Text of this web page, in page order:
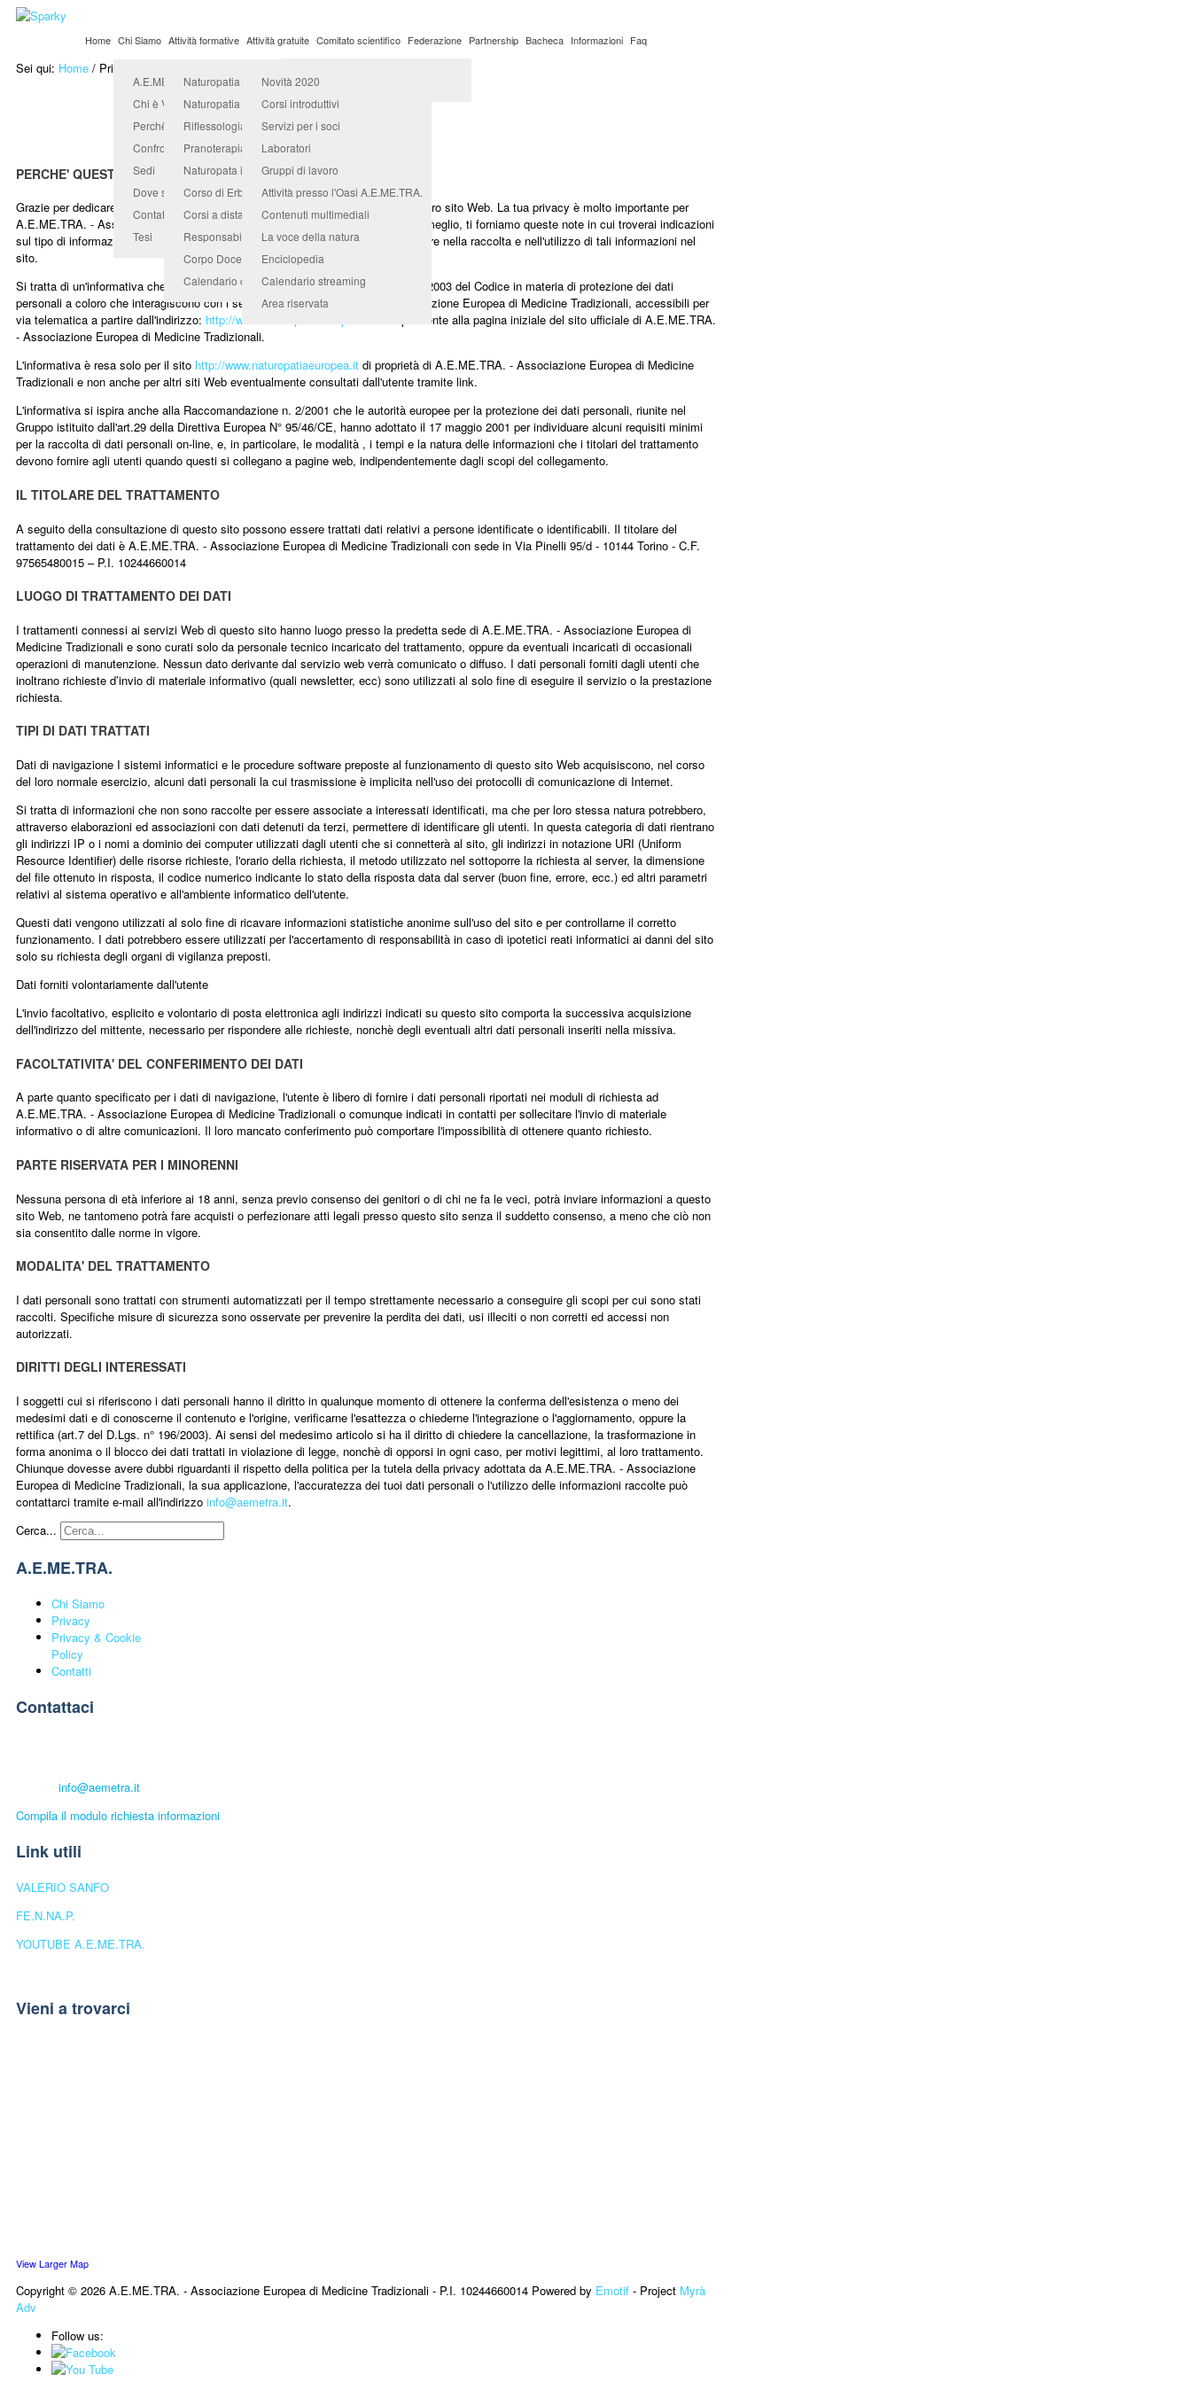
Home Chi Siamo
A.E.ME.TRA. Università Popolare
Organismo Accreditato
Chi è Valerio Sanfo
Perchè sceglierci
Confronta e scegli
Sedi
Dove siamo
Contatti
Tesi
Attività formative
Naturopatia
Naturopatia in counseling
Riflessologia
Pranoterapia quantica
Naturopata indirizzo benessere animale
Corso di Erboristeria e Fitopratica
Corsi a distanza
Responsabile didattico
Corpo Docenti
Calendario corsi
Attività gratuite
Novità 2020
Corsi introduttivi
Servizi per i soci
Laboratori
Gruppi di lavoro
Attività presso l'Oasi A.E.ME.TRA.
Contenuti multimediali
La voce della natura
Enciclopedia
Calendario streaming
Area riservata
Comitato scientifico Federazione Partnership Bacheca Informazioni Faq
Sei qui: Home / Privacy
Privacy
PERCHE' QUESTO AVVISO
Grazie per dedicare qualche minuto alla consultazione di questa sezione del nostro sito Web. La tua privacy è molto importante per
A.E.ME.TRA. - Associazione Europea di Medicine Tradizionali e per tutelarla al meglio, ti forniamo queste note in cui troverai indicazioni
sul tipo di informazioni raccolte online e sulle varie possibilità che hai di intervenire nella raccolta e nell'utilizzo di tali informazioni nel
sito.
Si tratta di un'informativa che è resa anche ai sensi dell'art.13 del D.Lgs. n° 196/2003 del Codice in materia di protezione dei dati
personali a coloro che interagiscono con i servizi Web di A.E.ME.TRA. - Associazione Europea di Medicine Tradizionali, accessibili per
via telematica a partire dall'indirizzo: http://www.naturopatiaeuropea.it
corrispondente alla pagina iniziale del sito ufficiale di A.E.ME.TRA.
- Associazione Europea di Medicine Tradizionali.
L'informativa è resa solo per il sito http://www.naturopatiaeuropea.it di proprietà di A.E.ME.TRA. - Associazione Europea di Medicine
Tradizionali e non anche per altri siti Web eventualmente consultati dall'utente tramite link.
L'informativa si ispira anche alla Raccomandazione n. 2/2001 che le autorità europee per la protezione dei dati personali, riunite nel
Gruppo istituito dall'art.29 della Direttiva Europea N° 95/46/CE, hanno adottato il 17 maggio 2001 per individuare alcuni requisiti minimi
per la raccolta di dati personali on-line, e, in particolare, le modalità , i tempi e la natura delle informazioni che i titolari del trattamento
devono fornire agli utenti quando questi si collegano a pagine web, indipendentemente dagli scopi del collegamento.
IL TITOLARE DEL TRATTAMENTO
A seguito della consultazione di questo sito possono essere trattati dati relativi a persone identificate o identificabili. Il titolare del
trattamento dei dati è A.E.ME.TRA. - Associazione Europea di Medicine Tradizionali con sede in Via Pinelli 95/d - 10144 Torino - C.F.
97565480015 – P.I. 10244660014
LUOGO DI TRATTAMENTO DEI DATI
I trattamenti connessi ai servizi Web di questo sito hanno luogo presso la predetta sede di A.E.ME.TRA. - Associazione Europea di
Medicine Tradizionali e sono curati solo da personale tecnico incaricato del trattamento, oppure da eventuali incaricati di occasionali
operazioni di manutenzione. Nessun dato derivante dal servizio web verrà comunicato o diffuso. I dati personali forniti dagli utenti che
inoltrano richieste d’invio di materiale informativo (quali newsletter, ecc) sono utilizzati al solo fine di eseguire il servizio o la prestazione
richiesta.
TIPI DI DATI TRATTATI
Dati di navigazione I sistemi informatici e le procedure software preposte al funzionamento di questo sito Web acquisiscono, nel corso
del loro normale esercizio, alcuni dati personali la cui trasmissione è implicita nell'uso dei protocolli di comunicazione di Internet.
Si tratta di informazioni che non sono raccolte per essere associate a interessati identificati, ma che per loro stessa natura potrebbero,
attraverso elaborazioni ed associazioni con dati detenuti da terzi, permettere di identificare gli utenti. In questa categoria di dati rientrano
gli indirizzi IP o i nomi a dominio dei computer utilizzati dagli utenti che si connetterà al sito, gli indirizzi in notazione URI (Uniform
Resource Identifier) delle risorse richieste, l'orario della richiesta, il metodo utilizzato nel sottoporre la richiesta al server, la dimensione
del file ottenuto in risposta, il codice numerico indicante lo stato della risposta data dal server (buon fine, errore, ecc.) ed altri parametri
relativi al sistema operativo e all'ambiente informatico dell'utente.
Questi dati vengono utilizzati al solo fine di ricavare informazioni statistiche anonime sull'uso del sito e per controllarne il corretto
funzionamento. I dati potrebbero essere utilizzati per l'accertamento di responsabilità in caso di ipotetici reati informatici ai danni del sito
solo su richiesta degli organi di vigilanza preposti.
Dati forniti volontariamente dall'utente
L'invio facoltativo, esplicito e volontario di posta elettronica agli indirizzi indicati su questo sito comporta la successiva acquisizione
dell'indirizzo del mittente, necessario per rispondere alle richieste, nonchè degli eventuali altri dati personali inseriti nella missiva.
FACOLTATIVITA' DEL CONFERIMENTO DEI DATI
A parte quanto specificato per i dati di navigazione, l'utente è libero di fornire i dati personali riportati nei moduli di richiesta ad
A.E.ME.TRA. - Associazione Europea di Medicine Tradizionali o comunque indicati in contatti per sollecitare l'invio di materiale
informativo o di altre comunicazioni. Il loro mancato conferimento può comportare l'impossibilità di ottenere quanto richiesto.
PARTE RISERVATA PER I MINORENNI
Nessuna persona di età inferiore ai 18 anni, senza previo consenso dei genitori o di chi ne fa le veci, potrà inviare informazioni a questo
sito Web, ne tantomeno potrà fare acquisti o perfezionare atti legali presso questo sito senza il suddetto consenso, a meno che ciò non
sia consentito dalle norme in vigore.
MODALITA' DEL TRATTAMENTO
I dati personali sono trattati con strumenti automatizzati per il tempo strettamente necessario a conseguire gli scopi per cui sono stati
raccolti. Specifiche misure di sicurezza sono osservate per prevenire la perdita dei dati, usi illeciti o non corretti ed accessi non
autorizzati.
DIRITTI DEGLI INTERESSATI
I soggetti cui si riferiscono i dati personali hanno il diritto in qualunque momento di ottenere la conferma dell'esistenza o meno dei
medesimi dati e di conoscerne il contenuto e l'origine, verificarne l'esattezza o chiederne l'integrazione o l'aggiornamento, oppure la
rettifica (art.7 del D.Lgs. n° 196/2003). Ai sensi del medesimo articolo si ha il diritto di chiedere la cancellazione, la trasformazione in
forma anonima o il blocco dei dati trattati in violazione di legge, nonchè di opporsi in ogni caso, per motivi legittimi, al loro trattamento.
Chiunque dovesse avere dubbi riguardanti il rispetto della politica per la tutela della privacy adottata da A.E.ME.TRA. - Associazione
Europea di Medicine Tradizionali, la sua applicazione, l'accuratezza dei tuoi dati personali o l'utilizzo delle informazioni raccolte può
contattarci tramite e-mail all'indirizzo info@aemetra.it.
Cerca...
A.E.ME.TRA.
Chi Siamo
Privacy
Privacy & Cookie
Policy
Contatti
Contattaci
info@aemetra.it
Compila il modulo richiesta informazioni
Link utili
VALERIO SANFO
FE.N.NA.P.
YOUTUBE A.E.ME.TRA.
Vieni a trovarci
View Larger Map
Copyright © 2026 A.E.ME.TRA. - Associazione Europea di Medicine Tradizionali - P.I. 10244660014 Powered by Emotif - Project Myrà
Adv
Follow us: